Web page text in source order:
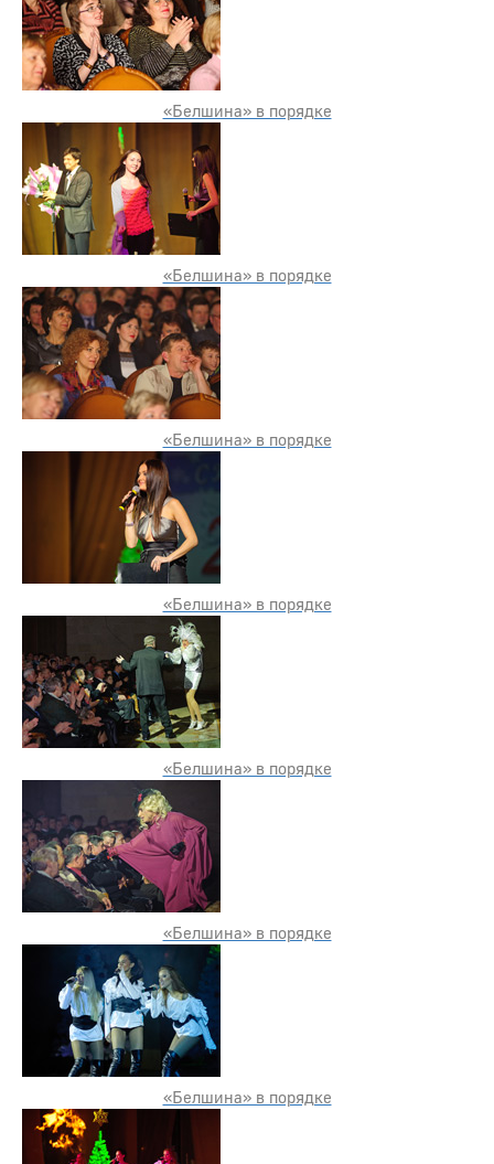
«Белшина» в порядке
«Белшина» в порядке
«Белшина» в порядке
«Белшина» в порядке
«Белшина» в порядке
«Белшина» в порядке
«Белшина» в порядке